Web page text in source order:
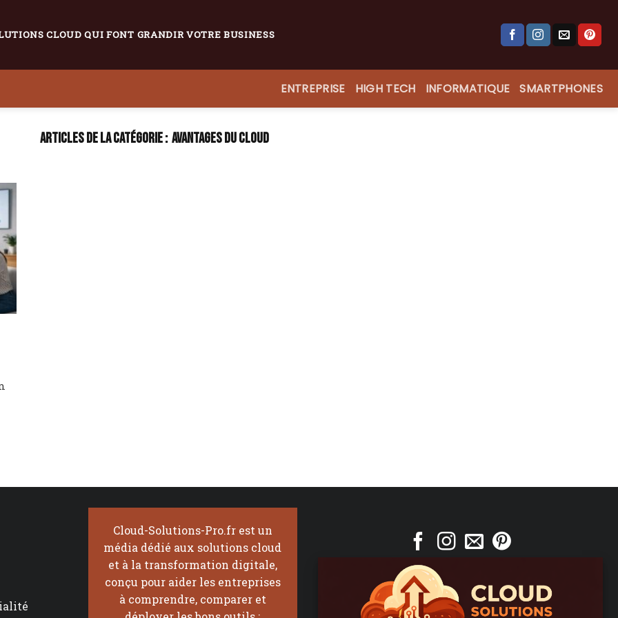
CLOUD QUI FONT GRANDIR VOTRE BUSINESS
ENTREPRISE HIGH TECH INFORMATIQUE SMARTPHONES
AVANTAGES DU CLOUD
Cloud-Solutions-Pro.fr est un
média dédié aux solutions cloud
et à la transformation digitale,
conçu pour aider les entreprises
à comprendre, comparer et